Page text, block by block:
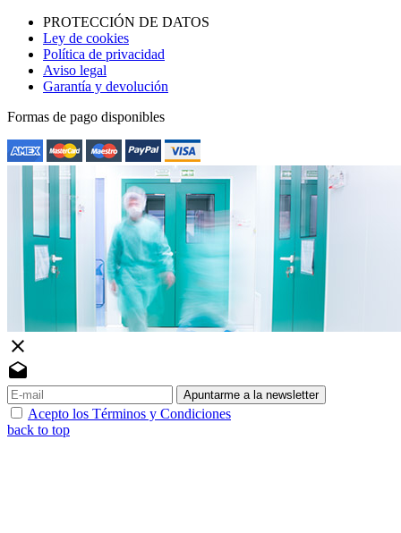
PROTECCIÓN DE DATOS
Ley de cookies
Política de privacidad
Aviso legal
Garantía y devolución
Formas de pago disponibles
close
drafts
Apuntarme a la newsletter
Acepto los Términos y Condiciones
back to top